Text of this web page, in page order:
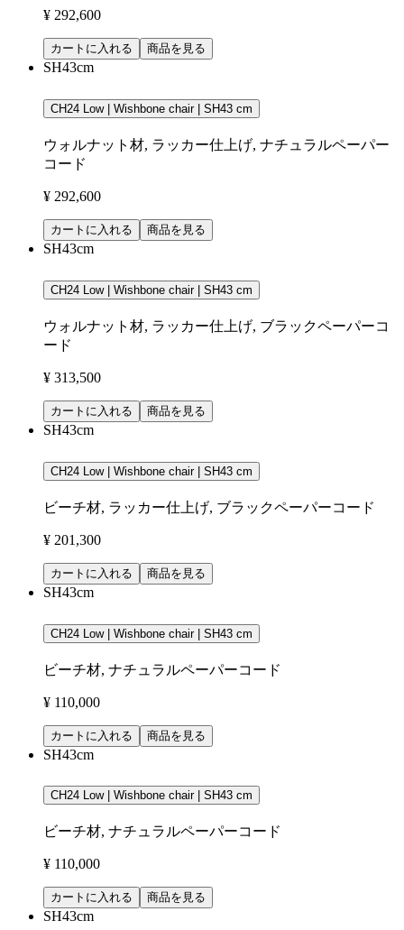
¥ 292,600
カートに入れる 商品を見る
SH43cm
CH24 Low | Wishbone chair | SH43 cm
ウォルナット材, ラッカー仕上げ, ナチュラルペーパー
コード
¥ 292,600
カートに入れる 商品を見る
SH43cm
CH24 Low | Wishbone chair | SH43 cm
ウォルナット材, ラッカー仕上げ, ブラックペーパーコ
ード
¥ 313,500
カートに入れる 商品を見る
SH43cm
CH24 Low | Wishbone chair | SH43 cm
ビーチ材, ラッカー仕上げ, ブラックペーパーコード
¥ 201,300
カートに入れる 商品を見る
SH43cm
CH24 Low | Wishbone chair | SH43 cm
ビーチ材, ナチュラルペーパーコード
¥ 110,000
カートに入れる 商品を見る
SH43cm
CH24 Low | Wishbone chair | SH43 cm
ビーチ材, ナチュラルペーパーコード
¥ 110,000
カートに入れる 商品を見る
SH43cm